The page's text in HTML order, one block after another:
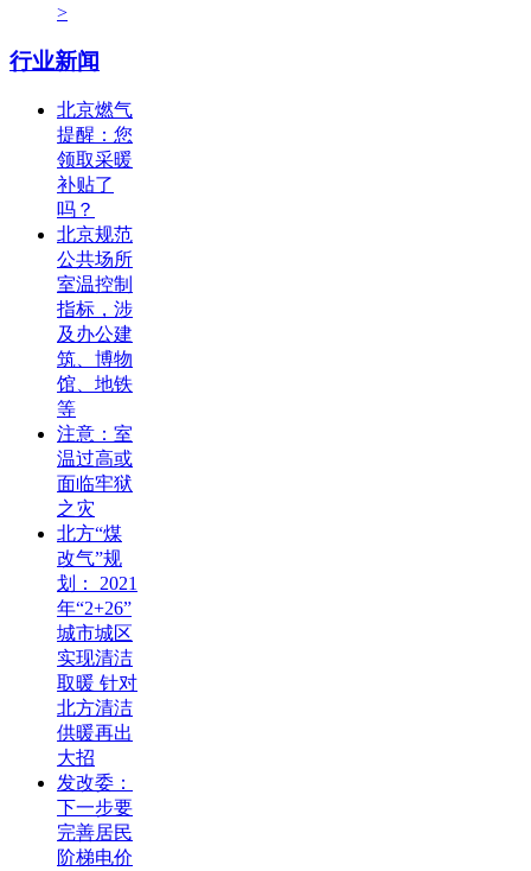
>
行业新闻
北京燃气
提醒：您
领取采暖
补贴了
吗？
北京规范
公共场所
室温控制
指标，涉
及办公建
筑、博物
馆、地铁
等
注意：室
温过高或
面临牢狱
之灾
北方“煤
改气”规
划： 2021
年“2+26”
城市城区
实现清洁
取暖 针对
北方清洁
供暖再出
大招
发改委：
下一步要
完善居民
阶梯电价